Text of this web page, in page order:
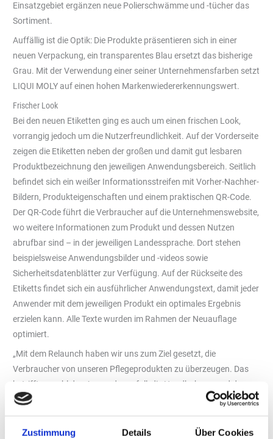
Zustimmung Details Über Cookies
Einsatzgebiet ergänzen neue Polierschwämme und -tücher das
Sortiment.
Auffällig ist die Optik: Die Produkte präsentieren sich in einer
neuen Verpackung, ein transparentes Blau ersetzt das bisherige
Grau. Mit der Verwendung einer seiner Unternehmensfarben setzt
LIQUI MOLY auf einen hohen Markenwiedererkennungswert.
Frischer Look
Bei den neuen Etiketten ging es auch um einen frischen Look,
vorrangig jedoch um die Nutzerfreundlichkeit. Auf der Vorderseite
zeigen die Etiketten neben der großen und damit gut lesbaren
Produktbezeichnung den jeweiligen Anwendungsbereich. Seitlich
befindet sich ein weißer Informationsstreifen mit Vorher-Nachher-
Bildern, Produkteigenschaften und einem praktischen QR-Code.
Der QR-Code führt die Verbraucher auf die Unternehmenswebsite,
wo weitere Informationen zum Produkt und dessen Nutzen
abrufbar sind – in der jeweiligen Landessprache. Dort stehen
beispielsweise Anwendungsbilder und -videos sowie
Sicherheitsdatenblätter zur Verfügung. Auf der Rückseite des
Etiketts findet sich ein ausführlicher Anwendungstext, damit jeder
Anwender mit dem jeweiligen Produkt ein optimales Ergebnis
erzielen kann. Alle Texte wurden im Rahmen der Neuauflage
optimiert.
„Mit dem Relaunch haben wir uns zum Ziel gesetzt, die
Verbraucher von unseren Pflegeprodukten zu überzeugen. Das
betrifft sowohl den Anwendungsfall, die Handhabung und das
Ergebnis als auch die ansprechende Optik“, sagt Günter
Hiermaier. „Wir freuen uns, dass wir unsere Autopflege nun auch
weltweit anbieten können.“